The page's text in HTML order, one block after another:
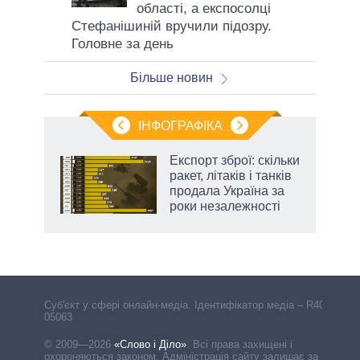
області, а експосолці
Стефанішиній вручили підозру.
Головне за день
Більше новин
ІНФОГРАФІКА
Експорт зброї: скільки
ракет, літаків і танків
продала Україна за
роки незалежності
Cуб'єкт у сфері онлайн-медіа. Ідентифікатор медіа – R40-
05063
© 2009—2026 «Слово і Діло». Всі права захищені і
охороняються законом. Адміністрація сайту залишає за